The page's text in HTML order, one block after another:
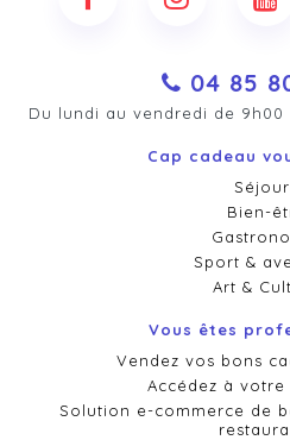
04 85
Du lundi au vendredi de 9h00
Cap cadeau
Bien-
Sport &
Art &
Vous êtes
Vendez vos bons
Accédez à votre
Solution e-commerce de